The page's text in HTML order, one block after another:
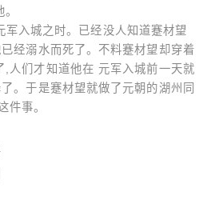
城之时。已经没人知道蹇材望
经溺水而死了。不料蹇材望却穿着
,人们才知道他在 元军入城前一天就
。于是蹇材望就做了元朝的湖州同
件事。